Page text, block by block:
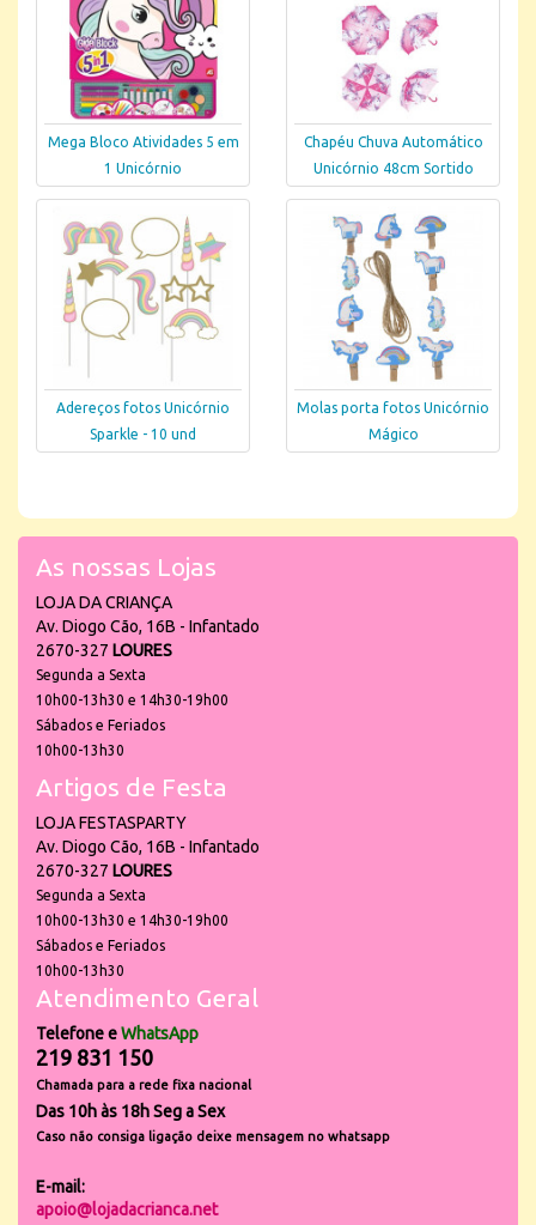
Mega Bloco Atividades 5 em
1 Unicórnio
Chapéu Chuva Automático
Unicórnio 48cm Sortido
Adereços fotos Unicórnio
Sparkle - 10 und
Molas porta fotos Unicórnio
Mágico
As nossas Lojas
LOJA DA CRIANÇA
Av. Diogo Cão, 16B - Infantado
2670-327 LOURES
Segunda a Sexta
10h00-13h30 e 14h30-19h00
Sábados e Feriados
10h00-13h30
Artigos de Festa
LOJA FESTASPARTY
Av. Diogo Cão, 16B - Infantado
2670-327 LOURES
Segunda a Sexta
10h00-13h30 e 14h30-19h00
Sábados e Feriados
10h00-13h30
Atendimento Geral
Telefone eWhatsApp
219 831 150
Chamada para a rede fixa nacional
Das 10h às 18h Seg a Sex
Caso não consiga ligação deixe mensagem no whatsapp
E-mail:
apoio@lojadacrianca.net